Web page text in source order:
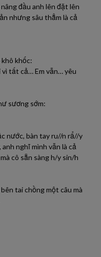
đầu anh lên đặt lên
nhưng sâu thẳm là cả
khốc:
tất cả… Em vẫn… yêu
sương sớm:
nước, bàn tay ru//n rẩ//y
nghĩ mình vẫn là cả
cô sẵn sàng h/y sin/h
tai chồng một câu mà